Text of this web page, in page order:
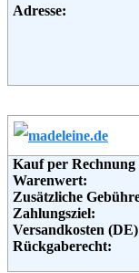
Weiterführende
Adresse:
Kauf per Rechnung
Warenwert:
Zusätzliche
Zahlungsziel:
Versandkosten
Rückgaberecht: